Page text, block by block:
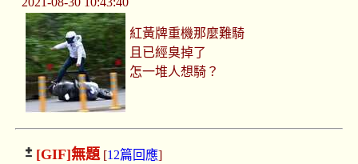
紅黃牌重機那麼難騎
且已經臭掉了
怎一堆人想騎？
[GIF]無題[12篇回應]